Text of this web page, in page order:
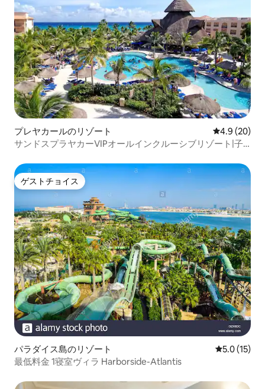
プレヤカールのリゾート レビュー20
4.9 (20)
サンドスプラヤカーVIPオールインクルーシブリゾート|子
ゲストチョイス
ゲストチョイス
パラダイス島のリゾート レビュー15
5.0 (15)
最低料金 1寝室ヴィラ Harborside-Atlantis